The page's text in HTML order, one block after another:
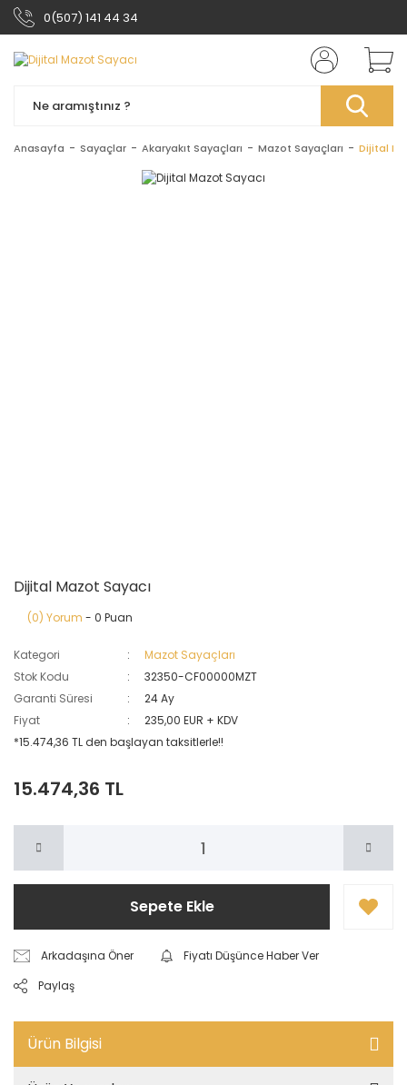
0(507) 141 44 34
Anasayfa Sayaçlar Akaryakıt Sayaçları Mazot Sayaçları Dijital
Dijital Mazot Sayacı
(0) Yorum - 0 Puan
Kategori
Mazot Sayaçları
Stok Kodu
32350-CF00000MZT
Garanti Süresi
24 Ay
Fiyat
235,00 EUR + KDV
*15.474,36 TL den başlayan taksitlerle!!
15.474,36 TL
Sepete Ekle
Arkadaşına Öner
Fiyatı Düşünce Haber Ver
Paylaş
Ürün Bilgisi